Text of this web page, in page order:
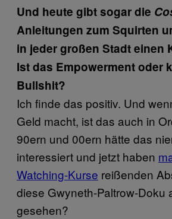
Und heute gibt sogar die
Anleitungen zum Squirten
in jeder großen Stadt einen
Ist das Empowerment oder
Bullshit?
Ich finde das positiv. Und
Geld macht, ist das auch in
90ern und 00ern hätte das
interessiert und jetzt haben
Watching-Kurse reißenden
diese Gwyneth-Paltrow-Doku
gesehen?